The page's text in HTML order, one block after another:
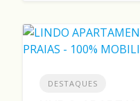
DESTAQUES